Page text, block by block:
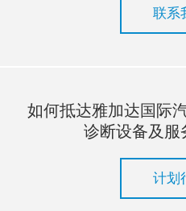
联系
如何抵达雅加达国际
诊断设备及服
计划